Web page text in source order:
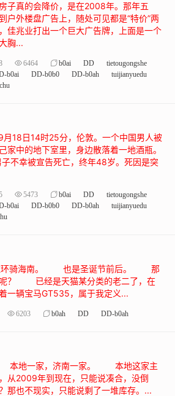
子真的会降价，是在2008年。那年五
户外楼盘广告上，随处可见都是“特价”两
佳兆业打出一个巨大广告牌，上面是一个
胸...
6464 b0ai DD
tietougongshe
b0ai DD-b0b0 DD-b0ah
tuijianyuedu
18日14时25分，伦敦。一个中国男人被
家中的地下室里，身边散落着一地酒瓶。
不幸被宣告死亡，终年48岁。死因是突
5473 b0ai DD
tietougongshe
b0ai DD-b0b0 DD-b0ah
tuijianyuedu
环骑海南。 也是圣诞节前后。 那
呢？ 已经是天猫某分类的老二了，在
一辆宝马GT535，属于我定义...
6203 b0ah DD DD-b0ah
地一家，济南一家。 本地这家主
从2009年到现在，只能说凑合，没倒
那也不现实，只能说剩了一堆库存。...